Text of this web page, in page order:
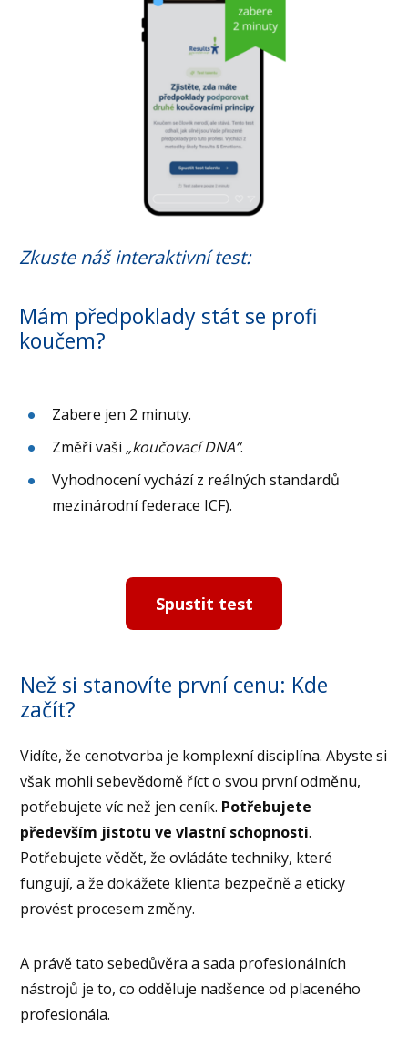
Zkuste náš interaktivní test:
Mám předpoklady stát se profi
koučem?
Zabere jen 2 minuty.
Změří vaši „koučovací DNA“.
Vyhodnocení vychází z reálných standardů
mezinárodní federace ICF).
Spustit test
Než si stanovíte první cenu: Kde
začít?
Vidíte, že cenotvorba je komplexní disciplína. Abyste si
však mohli sebevědomě říct o svou první odměnu,
potřebujete víc než jen ceník. Potřebujete
především jistotu ve vlastní schopnosti.
Potřebujete vědět, že ovládáte techniky, které
fungují, a že dokážete klienta bezpečně a eticky
provést procesem změny.
A právě tato sebedůvěra a sada profesionálních
nástrojů je to, co odděluje nadšence od placeného
profesionála.